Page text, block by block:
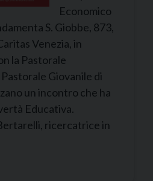
Economico
S. Giobbe, 873,
Venezia, in
la Pastorale
Giovanile di
un incontro che ha
Educativa.
ricercatrice in